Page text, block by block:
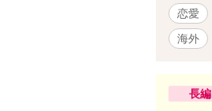
恋愛
海外
長編